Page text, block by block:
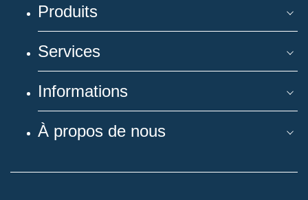
Produits
Services
Informations
À propos de nous